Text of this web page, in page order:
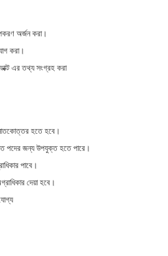
অর্জন করা।
করা।
এর তথ্য সংগ্রহ করা
হতে হবে।
পদের জন্য উপযুক্ত হতে পারে।
পাবে।
দেয়া হবে।